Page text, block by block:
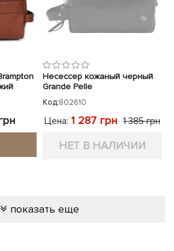
Несессер кожаный черный
Grande Pelle
Код:802610
Цена: 1 287 грн 1 385 грн
НЕТ В НАЛИЧИИ
показать еще